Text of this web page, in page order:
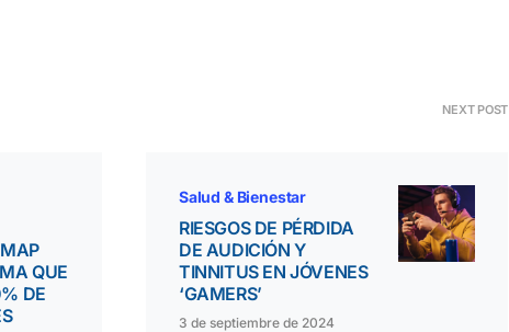
QUE
DE
NEXT POST
Salud & Bienestar
RIESGOS DE PÉRDIDA
DE AUDICIÓN Y
TINNITUS EN JÓVENES
‘GAMERS’
3 de septiembre de 2024